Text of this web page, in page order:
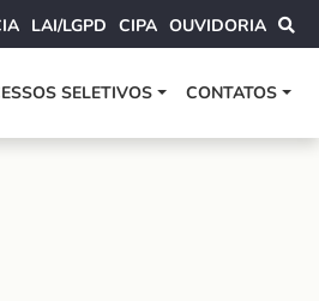
LAI/LGPD CIPA OUVIDORIA
SELETIVOS CONTATOS